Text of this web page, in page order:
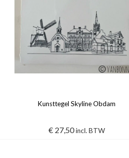
Kunsttegel Skyline Obdam
€ 27,50incl. BTW